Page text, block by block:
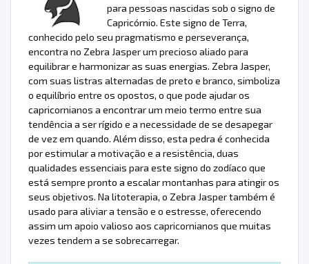
para pessoas nascidas sob o signo de
Capricórnio. Este signo de Terra,
conhecido pelo seu pragmatismo e perseverança,
encontra no Zebra Jasper um precioso aliado para
equilibrar e harmonizar as suas energias. Zebra Jasper,
com suas listras alternadas de preto e branco, simboliza
o equilíbrio entre os opostos, o que pode ajudar os
capricornianos a encontrar um meio termo entre sua
tendência a ser rígido e a necessidade de se desapegar
de vez em quando. Além disso, esta pedra é conhecida
por estimular a motivação e a resistência, duas
qualidades essenciais para este signo do zodíaco que
está sempre pronto a escalar montanhas para atingir os
seus objetivos. Na litoterapia, o Zebra Jasper também é
usado para aliviar a tensão e o estresse, oferecendo
assim um apoio valioso aos capricornianos que muitas
vezes tendem a se sobrecarregar.